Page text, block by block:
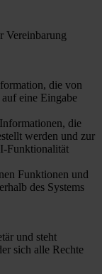
Vereinbarung
die von
eine Eingabe
die
werden und zur
Funktionalität
Funktionen und
des Systems
und steht
sich alle Rechte